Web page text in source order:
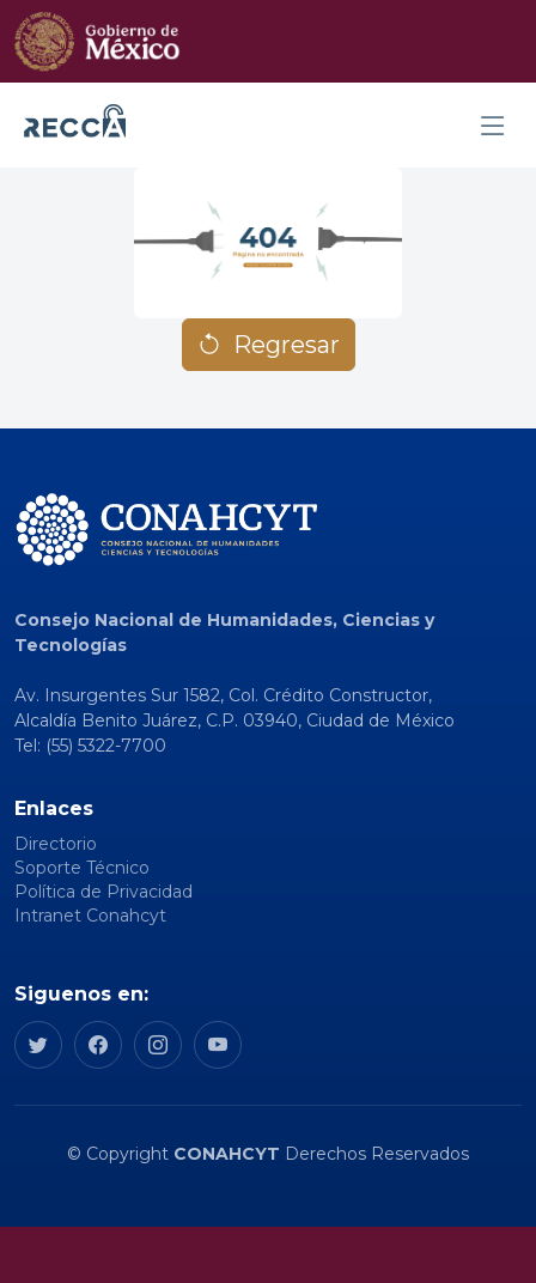
Regresar
Consejo Nacional de Humanidades, Ciencias y
Tecnologías
Av. Insurgentes Sur 1582, Col. Crédito Constructor,
Alcaldía Benito Juárez, C.P. 03940, Ciudad de México
Tel: (55) 5322-7700
Enlaces
Directorio
Soporte Técnico
Política de Privacidad
Intranet Conahcyt
Siguenos en:
© Copyright CONAHCYT Derechos Reservados